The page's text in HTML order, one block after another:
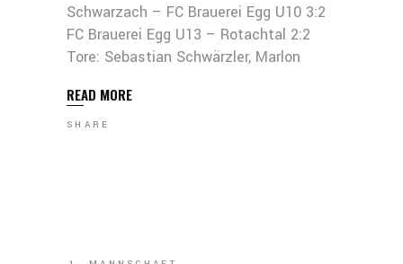
Schwarzach – FC Brauerei Egg U10 3:2
FC Brauerei Egg U13 – Rotachtal 2:2
Tore: Sebastian Schwärzler, Marlon
READ MORE
SHARE